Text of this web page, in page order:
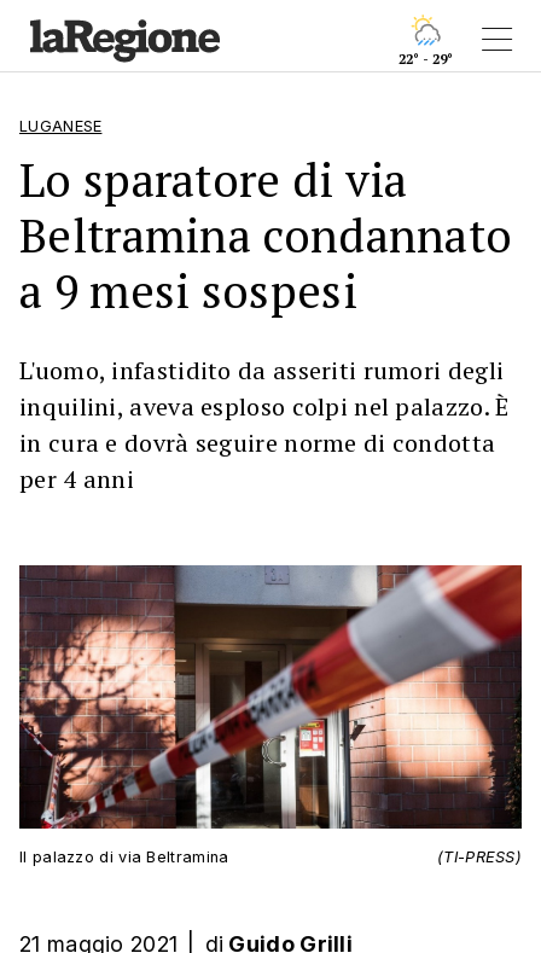
22° - 29°
LUGANESE
Lo sparatore di via
Beltramina condannato
a 9 mesi sospesi
L'uomo, infastidito da asseriti rumori degli
inquilini, aveva esploso colpi nel palazzo. È
in cura e dovrà seguire norme di condotta
per 4 anni
Il palazzo di via Beltramina (TI-PRESS)
21 maggio 2021 di Guido Grilli